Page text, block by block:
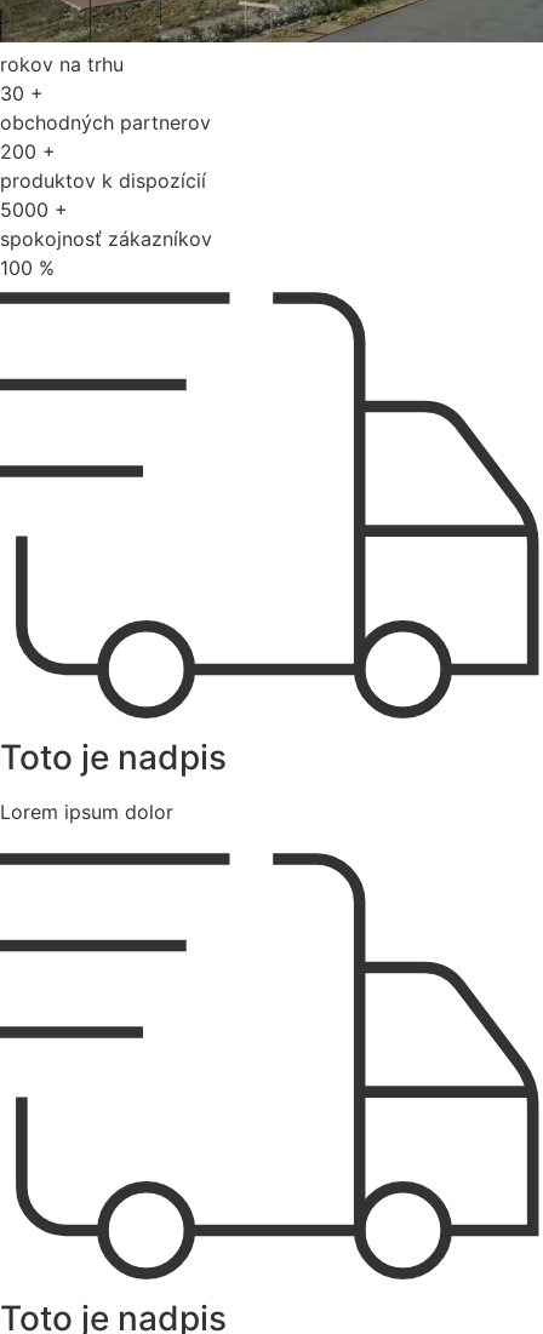
rokov na trhu
30 +
obchodných partnerov
200 +
produktov k dispozícií
5000 +
spokojnosť zákazníkov
100 %
Toto je nadpis
Lorem ipsum dolor
Toto je nadpis